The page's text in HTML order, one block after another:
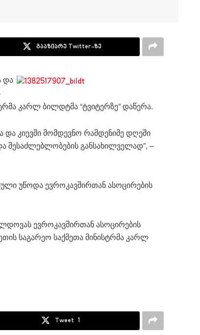
გააზიარე Twitter-ზე
და
კარლ ბილდტმა “ტვიტერზე” დაწერა.
კიევში მომდევნო რამდენიმე დღეში
შესაძლებლობების განსახილველად”, –
უწოდა ევროკავშირთან ასოცირების
ევროკავშირთან ასოცირების
საგარეო საქმეთა მინისტრმა კარლ
Tweet 1